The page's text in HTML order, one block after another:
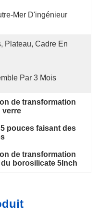
Mer D'ingénieur
Plateau, Cadre En
Par 3 Mois
de transformation
verre
pouces faisant des
de transformation
borosilicate 5Inch